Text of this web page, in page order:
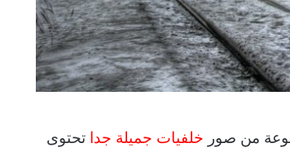
من صور خلفيات جميلة جدا تحتوى